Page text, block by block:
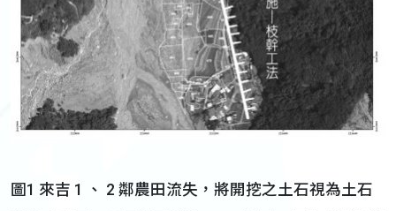
圖1 來吉 1 、 2 鄰農田流失，將開挖之土石視為土石